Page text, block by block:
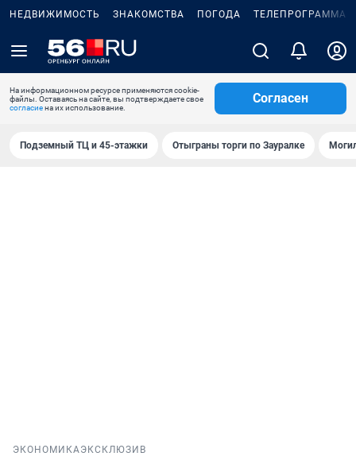
НЕДВИЖИМОСТЬ ЗНАКОМСТВА ПОГОДА ТЕЛЕПРОГРАММА
На информационном ресурсе применяются cookie-
файлы. Оставаясь на сайте, вы подтверждаете свое
согласиена их использование.
Согласен
Подземный ТЦ и 45-этажки Отыграны торги по Зауралке
ЭКОНОМИКАЭКСКЛЮЗИВ